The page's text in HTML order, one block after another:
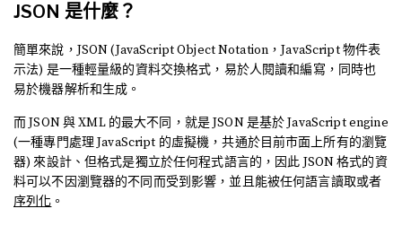
JSON 是什麼？
簡單來說，JSON (JavaScript Object Notation，JavaScript 物件表
示法) 是一種輕量級的資料交換格式，易於人閱讀和編寫，同時也
易於機器解析和生成。
而 JSON 與 XML 的最大不同，就是 JSON 是基於 JavaScript engine
(一種專門處理 JavaScript 的虛擬機，共通於目前市面上所有的瀏覽
器) 來設計、但格式是獨立於任何程式語言的，因此 JSON 格式的資
料可以不因瀏覽器的不同而受到影響，並且能被任何語言讀取或者
序列化 。